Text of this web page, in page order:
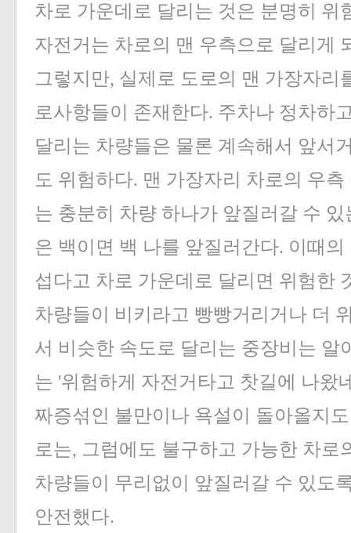
차로 가운데로 달리는 것은 분명히 위
자전거는 차로의 맨 우측으로 달리게
그렇지만, 실제로 도로의 맨 가장자리
로사항들이 존재한다. 주차나 정차하
달리는 차량들은 물론 계속해서 앞서
도 위험하다. 맨 가장자리 차로의 우
는 충분히 차량 하나가 앞질러갈 수
은 백이면 백 나를 앞질러간다. 이때
섭다고 차로 가운데로 달리면 위험한
차량들이 비키라고 빵빵거리거나 더
서 비슷한 속도로 달리는 중장비는 알
는 '위험하게 자전거타고 찻길에 나왔
짜증섞인 불만이나 욕설이 돌아올지
로는, 그럼에도 불구하고 가능한 차로
차량들이 무리없이 앞질러갈 수 있도
안전했다.